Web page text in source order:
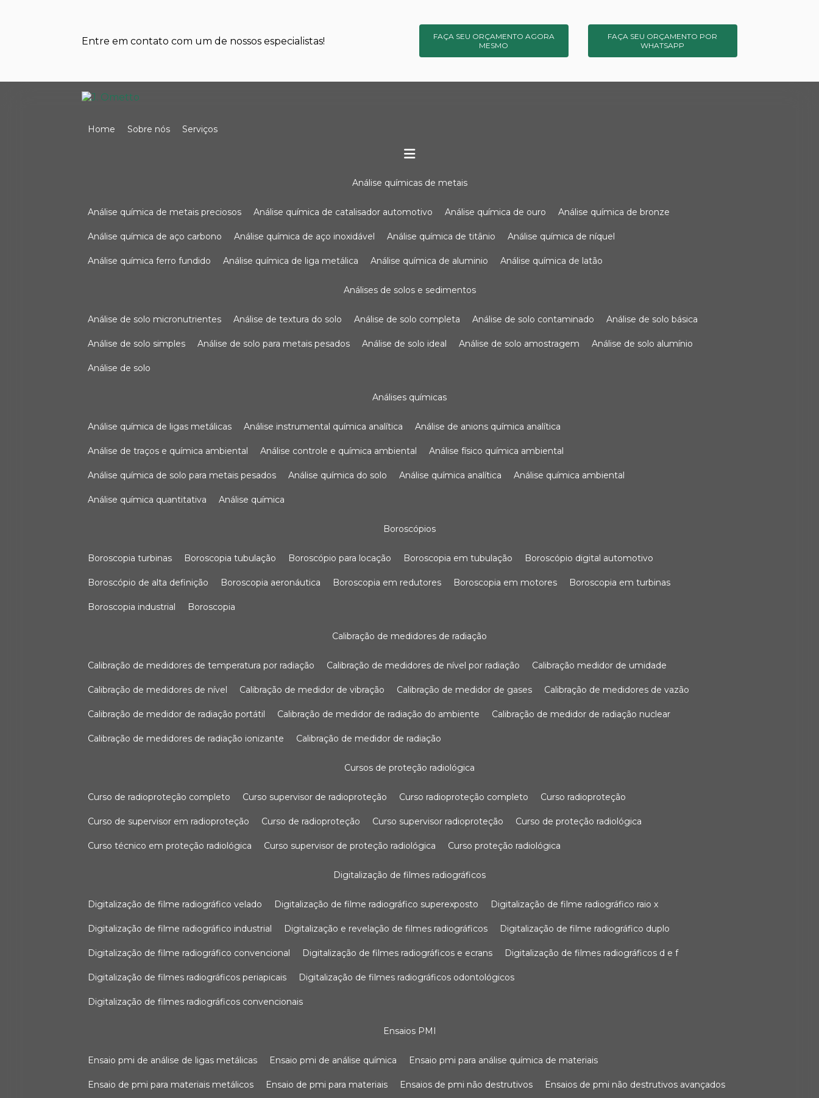
Entre em contato com um de nossos especialistas!
FAÇA SEU ORÇAMENTO AGORA
MESMO
FAÇA SEU ORÇAMENTO POR
WHATSAPP
Home Sobre nós Serviços
análise químicas de metais
análise química de metais preciosos análise química de catalisador automotivo análise química de ouro análise química de bronze
análise química de aço carbono análise química de aço inoxidável análise química de titânio análise química de níquel
análise química ferro fundido análise química de liga metálica análise química de aluminio análise química de latão
análises de solos e sedimentos
análise de solo micronutrientes análise de textura do solo análise de solo completa análise de solo contaminado análise de solo básica
análise de solo simples análise de solo para metais pesados análise de solo ideal análise de solo amostragem análise de solo alumínio
análise de solo
análises químicas
análise química de ligas metálicas análise instrumental química analítica análise de anions química analítica
análise de traços e química ambiental análise controle e química ambiental análise físico química ambiental
análise química de solo para metais pesados análise química do solo análise química analítica análise química ambiental
análise química quantitativa análise química
boroscópios
boroscopia turbinas boroscopia tubulação boroscópio para locação boroscopia em tubulação boroscópio digital automotivo
boroscópio de alta definição boroscopia aeronáutica boroscopia em redutores boroscopia em motores boroscopia em turbinas
boroscopia industrial boroscopia
calibração de medidores de radiação
calibração de medidores de temperatura por radiação calibração de medidores de nível por radiação calibração medidor de umidade
calibração de medidores de nível calibração de medidor de vibração calibração de medidor de gases calibração de medidores de vazão
calibração de medidor de radiação portátil calibração de medidor de radiação do ambiente calibração de medidor de radiação nuclear
calibração de medidores de radiação ionizante calibração de medidor de radiação
cursos de proteção radiológica
curso de radioproteção completo curso supervisor de radioproteção curso radioproteção completo curso radioproteção
curso de supervisor em radioproteção curso de radioproteção curso supervisor radioproteção curso de proteção radiológica
curso técnico em proteção radiológica curso supervisor de proteção radiológica curso proteção radiológica
digitalização de filmes radiográficos
digitalização de filme radiográfico velado digitalização de filme radiográfico superexposto digitalização de filme radiográfico raio x
digitalização de filme radiográfico industrial digitalização e revelação de filmes radiográficos digitalização de filme radiográfico duplo
digitalização de filme radiográfico convencional digitalização de filmes radiográficos e ecrans digitalização de filmes radiográficos d e f
digitalização de filmes radiográficos periapicais digitalização de filmes radiográficos odontológicos
digitalização de filmes radiográficos convencionais
ensaios PMI
ensaio pmi de análise de ligas metálicas ensaio pmi de análise química ensaio pmi para análise química de materiais
ensaio de pmi para materiais metálicos ensaio de pmi para materiais ensaios de pmi não destrutivos ensaios de pmi não destrutivos avançados